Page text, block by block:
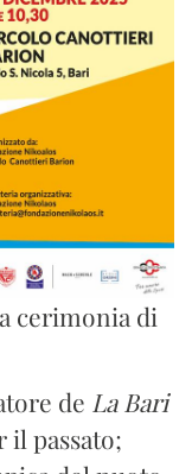
cerimonia di
de La Bari
il passato;